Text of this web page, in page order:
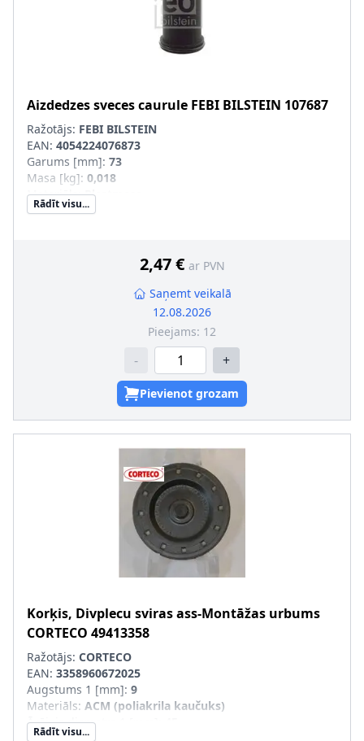
Aizdedzes sveces caurule FEBI BILSTEIN 107687
Ražotājs: FEBI BILSTEIN
EAN: 4054224076873
Garums [mm]: 73
Masa [kg]: 0,018
Materiāls:Plastmasa
Ārējais diametrs [mm]
Rādīt visu...
2,47 € ar PVN
Saņemt veikalā
12.08.2026
Pieejams: 12
- +
Pievienot grozam
Korķis, Divplecu sviras ass-Montāžas urbums
CORTECO 49413358
Ražotājs: CORTECO
EAN: 3358960672025
Augstums 1 [mm]: 9
Materiāls: ACM (poliakrila kaučuks)
Ārējais diametrs 1 [mm]
Rādīt visu...